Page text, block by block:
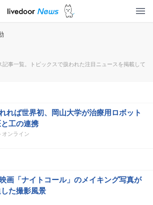
記事一覧。トピックスで扱われた注目ニュースを掲載して
れば世界初、岡山大学が治療用ロボット
工の連携
オンライン
画「ナイトコール」のメイキング写真が
た撮影風景